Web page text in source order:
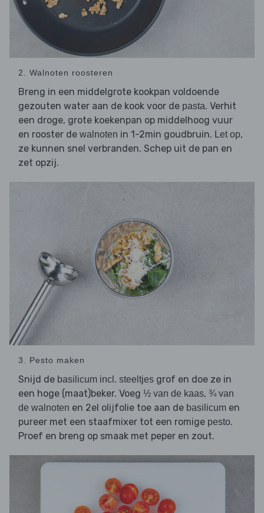
2. Walnoten roosteren
Breng in een middelgrote kookpan voldoende
gezouten water aan de kook voor de pasta. Verhit
een droge, grote koekenpan op middelhoog vuur
en rooster de walnoten in 1-2min goudbruin. Let op,
ze kunnen snel verbranden. Schep uit de pan en
zet opzij.
3. Pesto maken
Snijd de basilicum incl. steeltjes grof en doe ze in
een hoge (maat)beker. Voeg ½ van de kaas, ¾ van
de walnoten en 2el olijfolie toe aan de basilicum en
pureer met een staafmixer tot een romige pesto.
Proef en breng op smaak met peper en zout.